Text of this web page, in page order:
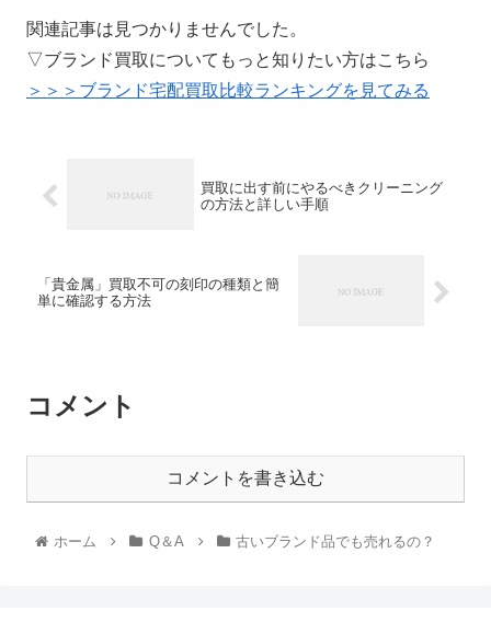
関連記事は見つかりませんでした。
▽ブランド買取についてもっと知りたい方はこちら
＞＞＞ブランド宅配買取比較ランキングを見てみる
買取に出す前にやるべきクリーニング
の方法と詳しい手順
「貴金属」買取不可の刻印の種類と簡
単に確認する方法
コメント
コメントを書き込む
ホーム Q＆A 古いブランド品でも売れるの？